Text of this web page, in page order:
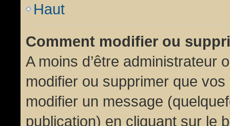
Haut
Comment modifier ou
A moins d’être administrateur
modifier ou supprimer que
modifier un message
publication) en cliquant sur le